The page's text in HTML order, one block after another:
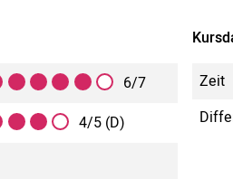
6/7
4/5 (D)
Zeit